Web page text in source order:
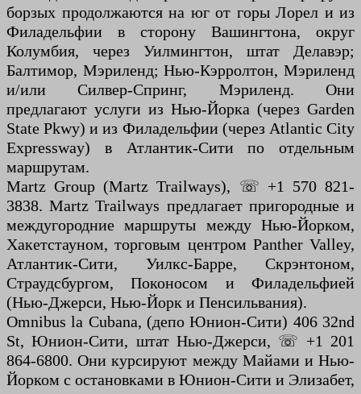
борзых продолжаются на юг от горы Лорел и из
Филадельфии в сторону Вашингтона, округ
Колумбия, через Уилмингтон, штат Делавэр;
Балтимор, Мэриленд; Нью-Кэрролтон, Мэриленд
и/или Силвер-Спринг, Мэриленд. Они
предлагают услуги из Нью-Йорка (через Garden
State Pkwy) и из Филадельфии (через Atlantic City
Expressway) в Атлантик-Сити по отдельным
маршрутам.
Martz Group (Martz Trailways), ☏ +1 570 821-
3838. Martz Trailways предлагает пригородные и
междугородние маршруты между Нью-Йорком,
Хакетстауном, торговым центром Panther Valley,
Атлантик-Сити, Уилкс-Барре, Скрэнтоном,
Страудсбургом, Поконосом и Филадельфией
(Нью-Джерси, Нью-Йорк и Пенсильвания).
Omnibus la Cubana, (депо Юнион-Сити) 406 32nd
St, Юнион-Сити, штат Нью-Джерси, ☏ +1 201
864-6800. Они курсируют между Майами и Нью-
Йорком с остановками в Юнион-Сити и Элизабет,